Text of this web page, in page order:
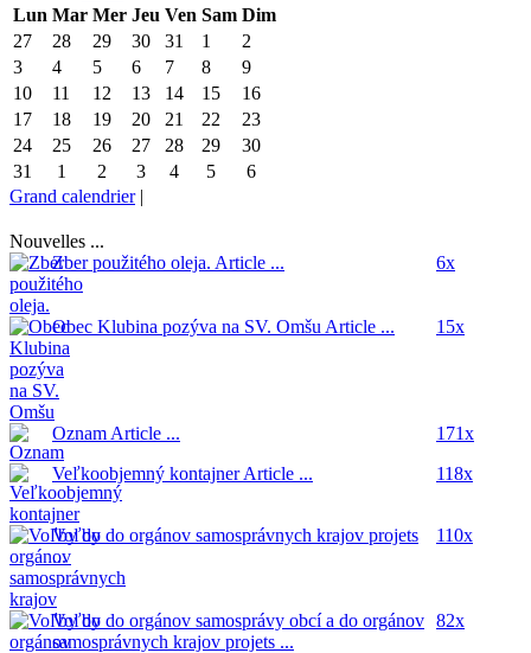
Lun Mar Mer Jeu Ven Sam Dim
27
28 29 30 31 1
2
3
4 5 6 7 8
9
10
11 12 13 14 15
16
17
18 19 20 21 22
23
24
25 26 27 28 29
30
31
1 2 3 4 5
6
Grand calendrier|
Nouvelles ...
Zber použitého oleja. Article ... 6x
Obec Klubina pozýva na SV. Omšu Article ... 15x
Oznam Article ...
171x
Veľkoobjemný kontajnerArticle ... 118x
Voľby do orgánov samosprávnych krajov projets
...
110x
Voľby do orgánov samosprávy obcí a do orgánov
samosprávnych krajov projets ...
82x